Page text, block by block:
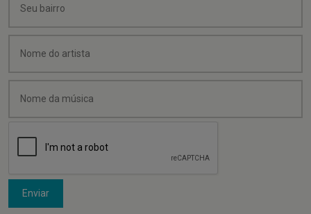
Enviar